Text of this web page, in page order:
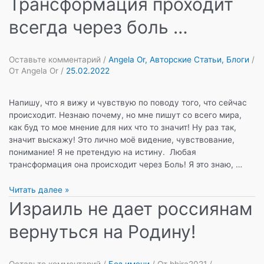
всегда через боль …
Оставьте комментарий / Angela Or, Авторские Статьи, Блоги /
От Angela Or / 25.02.2022
Напишу, что я вижу и чувствую по поводу того, что сейчас
происходит. Незнаю почему, но мне пишут со всего мира,
как буд то мое мнение для них что то значит! Ну раз так,
значит выскажу! Это лично моё видение, чувствование,
понимание! Я не претендую на истину. Любая
трансформация она происходит через Боль! Я это знаю, …
Трансформация
проходит
всегда
через
боль
Читать далее »
Израиль не дает россиянам
вернуться на Родину!